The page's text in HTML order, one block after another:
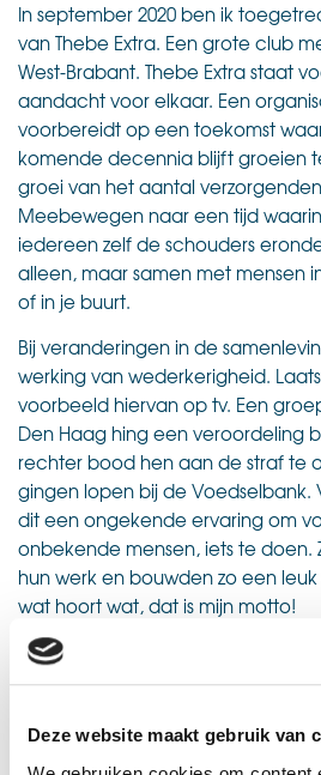
Deze website maakt gebruik van
In september 2020 ben ik
van Thebe Extra. Een grote club
West-Brabant. Thebe Extra staat
aandacht voor elkaar. Een
voorbereidt op een toekomst
komende decennia blijft groeien
groei van het aantal
Meebewegen naar een tijd
iedereen zelf de schouders
alleen, maar samen met mensen
of in je buurt.
Bij veranderingen in de
werking van wederkerigheid.
voorbeeld hiervan op tv. Een
Den Haag hing een veroordeling
rechter bood hen aan de straf te
gingen lopen bij de Voedselbank.
dit een ongekende ervaring om
onbekende mensen, iets te
hun werk en bouwden zo een
wat hoort wat, dat is mijn motto!
Ik voel het als een eer om me de
mogen zetten voor Thebe Extra.
ontmoeten. Om met elkaar in
gezamenlijk lokale initiatieven